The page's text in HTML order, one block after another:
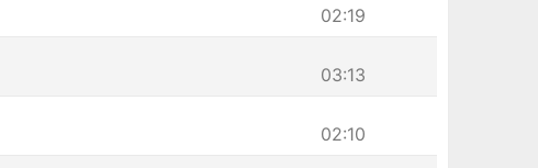
02:19
03:13
02:10